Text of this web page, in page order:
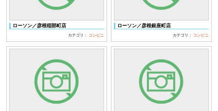
ローソン／彦根稲部町店
カテゴリ： コンビニ
ローソン／彦根銀座町店
カテゴリ： コンビニ